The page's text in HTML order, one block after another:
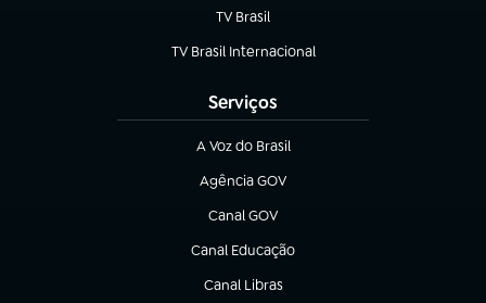
TV Brasil
(abre em nova aba)
TV Brasil Internacional
(abre em nova aba)
Serviços
A Voz do Brasil
(abre em nova aba)
Agência GOV
(abre em nova aba)
Canal GOV
(abre em nova aba)
Canal Educação
(abre em nova aba)
Canal Libras
(abre em nova aba)